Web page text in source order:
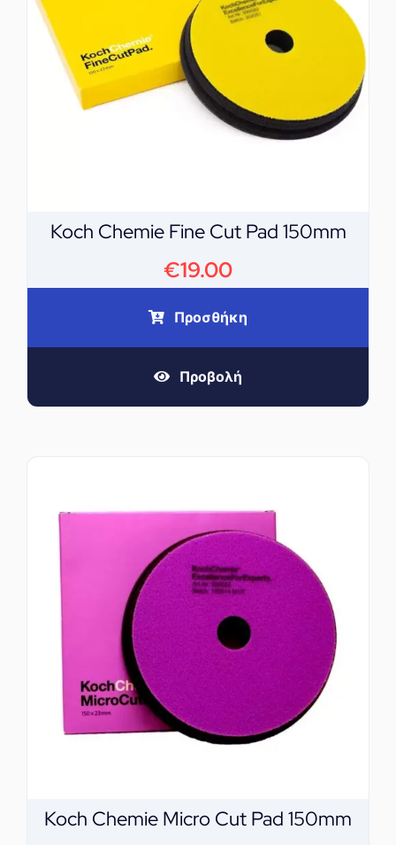
Koch Chemie Fine Cut Pad 150mm
€19.00
Προσθήκη
Προβολή
Koch Chemie Micro Cut Pad 150mm